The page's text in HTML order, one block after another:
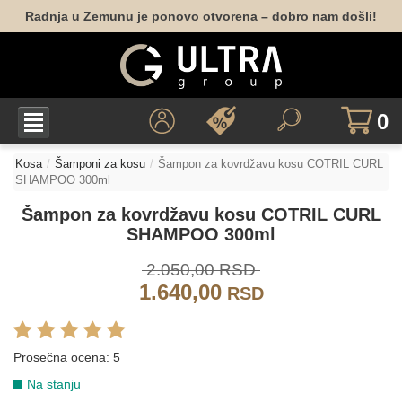
Radnja u Zemunu je ponovo otvorena – dobro nam došli!
0
Kosa Šamponi za kosu
Šampon za kovrdžavu kosu COTRIL CURL
SHAMPOO 300ml
Šampon za kovrdžavu kosu COTRIL CURL
SHAMPOO 300ml
2.050,00 RSD
1.640,00RSD
Prosečna ocena: 5
Na stanju